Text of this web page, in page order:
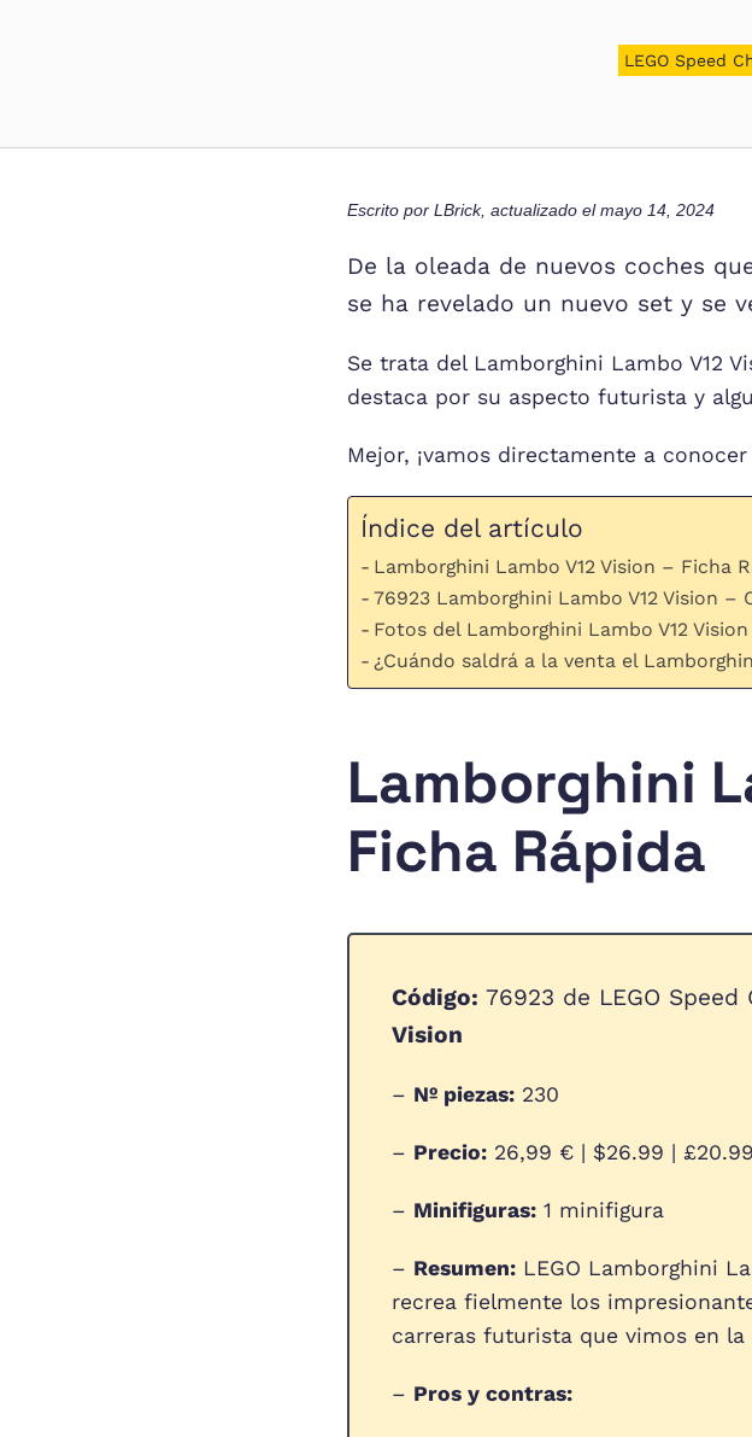
LEGO Speed
Escrito por LBrick, actualizado elmayo 14, 2024
De la oleada de nuevos coches
se ha revelado un nuevo set y se
Se trata del Lamborghini Lambo V12
destaca por su aspecto futurista y
Mejor, ¡vamos directamente a
Índice del artículo
Lamborghini Lambo V12 Vision – Ficha
76923 Lamborghini Lambo V12 Vision –
Fotos del Lamborghini Lambo V12 Vision
¿Cuándo saldrá a la venta el
Lamborghini
Ficha Rápida
Código: 76923 de LEGO Speed
Vision
– Nº piezas: 230
– Precio: 26,99 € | $26.99 | £20.99
– Minifiguras: 1 minifigura
– Resumen: LEGO Lamborghini
recrea fielmente los
carreras futurista que vimos en la
– Pros y contras: